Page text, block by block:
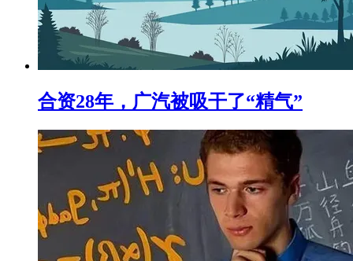
合资28年，广汽被吸干了“精气”